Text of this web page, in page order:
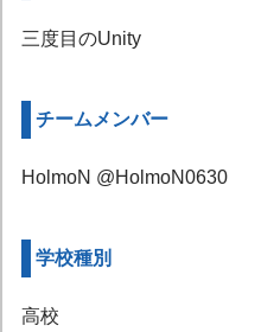
三度目のUnity
チームメンバー
HolmoN @HolmoN0630
学校種別
高校